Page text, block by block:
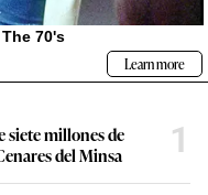
siete millones de
del Minsa
1